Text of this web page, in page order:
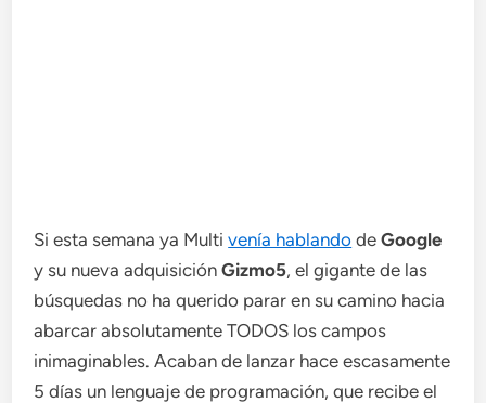
Si esta semana ya Multivenía hablando deGoogle
y su nueva adquisiciónGizmo5, el gigante de las
búsquedas no ha querido parar en su camino hacia
abarcar absolutamente TODOS los campos
inimaginables. Acaban de lanzar hace escasamente
5 días un lenguaje de programación, que recibe el